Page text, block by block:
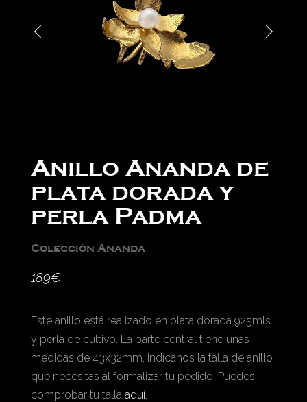
Anillo Ananda de
plata dorada y
perla Padma
Colección Ananda
189€
Este anillo está realizado en plata dorada 925mls.
y perla de cultivo. La parte central tiene unas
medidas de 43x32mm. Indícanos la talla de anillo
que necesitas al formalizar tu pedido. Puedes
comprobar tu talla aquí.